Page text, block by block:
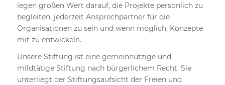
legen großen Wert darauf, die Projekte persönlich zu
begleiten, jederzeit Ansprechpartner für die
Organisationen zu sein und wenn möglich, Konzepte
mit zu entwickeln.
Unsere Stiftung ist eine gemeinnützige und
mildtätige Stiftung nach bürgerlichem Recht. Sie
unterliegt der Stiftungsaufsicht der Freien und